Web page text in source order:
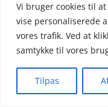
Vi bruger cookies til
vise personaliserede
vores trafik. Ved at
samtykke til vores
Tilpas
Fliserenser
Foldepose
Foldestillads
Forlænger
Forlængerledning